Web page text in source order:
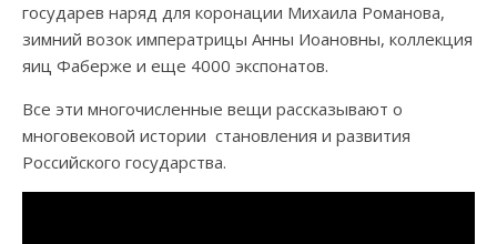
государев наряд для коронации Михаила Романова,
зимний возок императрицы Анны Иоановны, коллекция
яиц Фаберже и еще 4000 экспонатов.
Все эти многочисленные вещи рассказывают о
многовековой истории становления и развития
Российского государства.